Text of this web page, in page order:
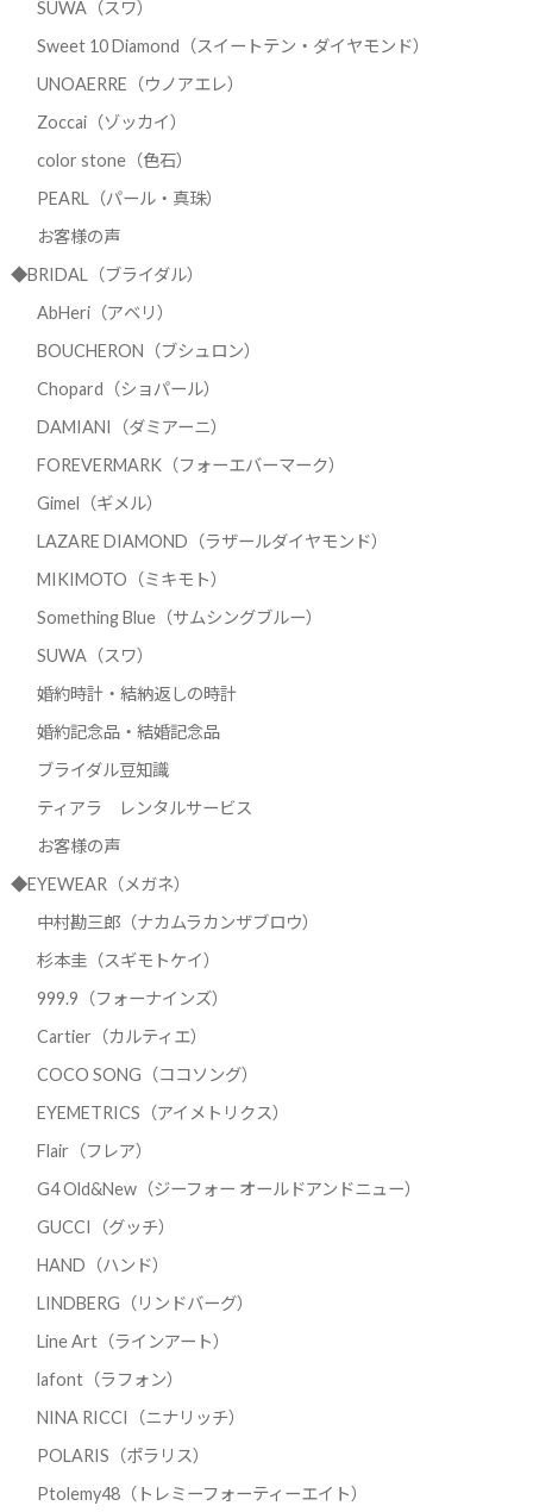
SUWA（スワ）
Sweet 10 Diamond（スイートテン・ダイヤモンド）
UNOAERRE（ウノアエレ）
Zoccai（ゾッカイ）
color stone（色石）
PEARL（パール・真珠）
お客様の声
◆BRIDAL（ブライダル）
AbHeri（アベリ）
BOUCHERON（ブシュロン）
Chopard（ショパール）
DAMIANI（ダミアーニ）
FOREVERMARK（フォーエバーマーク）
Gimel（ギメル）
LAZARE DIAMOND（ラザールダイヤモンド）
MIKIMOTO（ミキモト）
Something Blue（サムシングブルー）
SUWA（スワ）
婚約時計・結納返しの時計
婚約記念品・結婚記念品
ブライダル豆知識
ティアラ レンタルサービス
お客様の声
◆EYEWEAR（メガネ）
中村勘三郎（ナカムラカンザブロウ）
杉本圭（スギモトケイ）
999.9（フォーナインズ）
Cartier（カルティエ）
COCO SONG（ココソング）
EYEMETRICS（アイメトリクス）
Flair（フレア）
G4 Old&New（ジーフォー オールドアンドニュー）
GUCCI（グッチ）
HAND（ハンド）
LINDBERG（リンドバーグ）
Line Art（ラインアート）
lafont（ラフォン）
NINA RICCI（ニナリッチ）
POLARIS（ポラリス）
Ptolemy48（トレミーフォーティーエイト）